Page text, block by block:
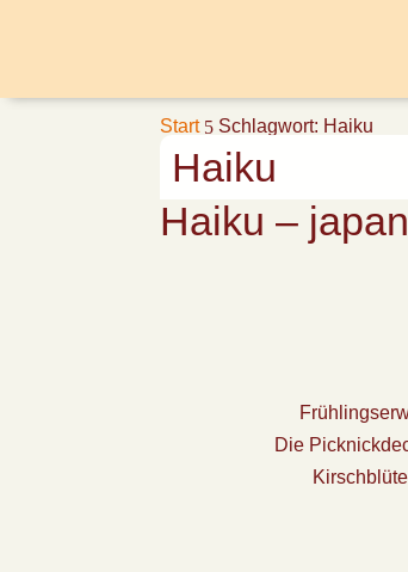
Start 5 Schlagwort: Haiku
Haiku
Haiku –
Die